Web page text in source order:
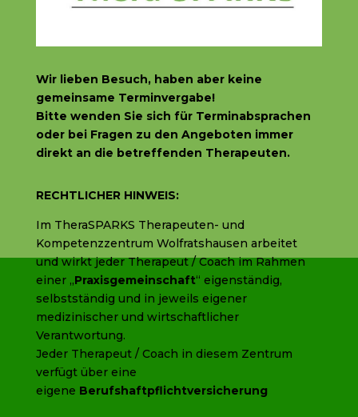
Wir lieben Besuch, haben aberkeine
gemeinsame Terminvergabe!
Bitte wenden Sie sich für Terminabsprachen
oder bei Fragen zu den Angeboten immer
direkt an die betreffenden Therapeuten.
RECHTLICHER HINWEIS:
Im TheraSPARKS Therapeuten- und
Kompetenzzentrum Wolfratshausen arbeitet
und wirkt jeder Therapeut / Coach im Rahmen
einer „Praxisgemeinschaft“ eigenständig,
selbstständig und in jeweils eigener
medizinischer und wirtschaftlicher
Verantwortung.
Jeder Therapeut / Coach in diesem Zentrum
verfügt über eine
eigene Berufshaftpflichtversicherung